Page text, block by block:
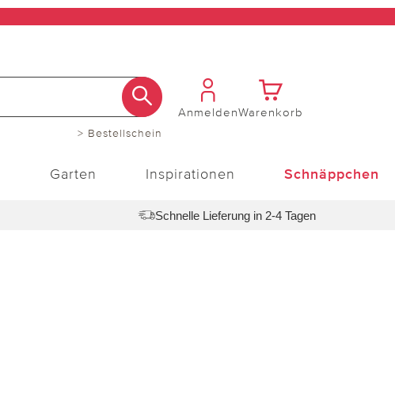
> Bestellschein
AnmeldenWarenkorb
Garten Inspirationen Schnäppchen
Schnelle Lieferung in 2-4 Tagen